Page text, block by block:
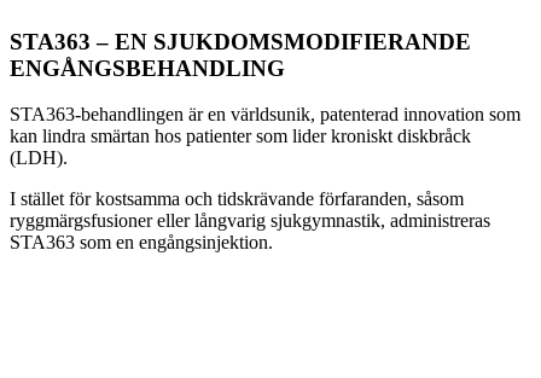
STA363 – EN SJUKDOMSMODIFIERANDE
ENGÅNGSBEHANDLING
STA363-behandlingen är en världsunik, patenterad innovation som
kan lindra smärtan hos patienter som lider kroniskt diskbråck
(LDH).
I stället för kostsamma och tidskrävande förfaranden, såsom
ryggmärgsfusioner eller långvarig sjukgymnastik, administreras
STA363 som en engångsinjektion.